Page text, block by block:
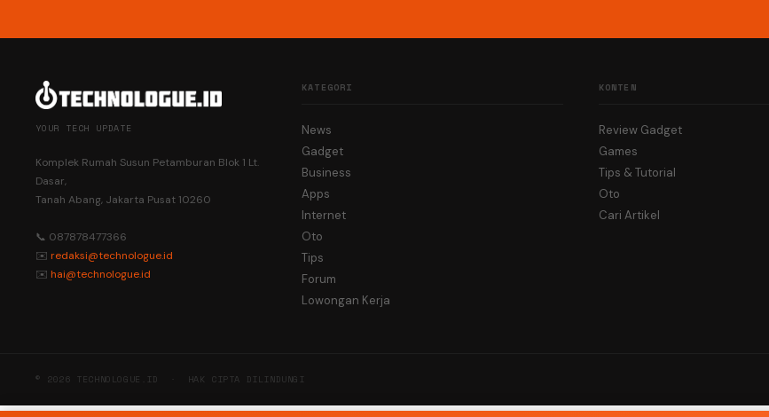
YOUR TECH UPDATE
Komplek Rumah Susun Petamburan Blok 1 Lt.
Dasar,
Tanah Abang, Jakarta Pusat 10260
📞 087878477366
✉️ redaksi@technologue.id
✉️ hai@technologue.id
KATEGORI
News
Gadget
Business
Apps
Internet
Oto
Tips
Forum
Lowongan Kerja
KONTEN
Review Gadget
Games
Tips & Tutorial
Oto
Cari Artikel
© 2026 TECHNOLOGUE.ID · HAK CIPTA DILINDUNGI